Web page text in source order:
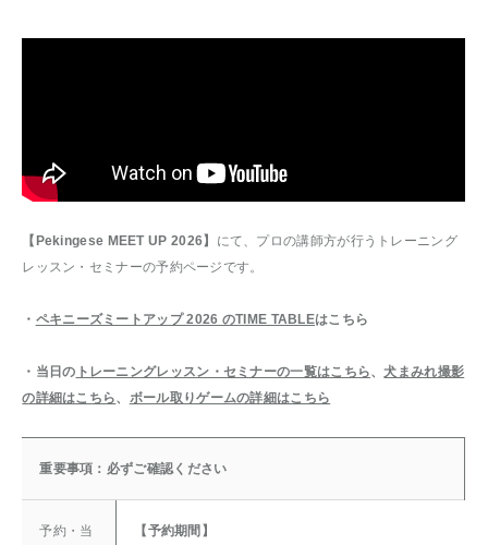
【Pekingese MEET UP 2026】
にて、プロの講師方が行うトレーニング
レッスン・セミナーの予約ページです。
・ ペキニーズミートアップ 2026 のTIME TABLEはこちら
・当日の トレーニングレッスン・セミナーの一覧はこちら、犬まみれ撮影
の詳細はこちら、 ボール取りゲームの詳細はこちら
重要事項：必ずご確認ください
予約・当
【予約期間】